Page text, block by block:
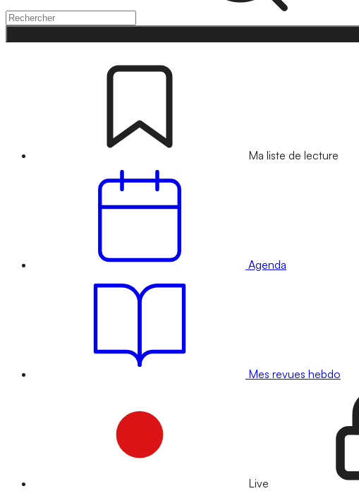
Ma liste de lecture
Agenda
Mes revues hebdo
Live